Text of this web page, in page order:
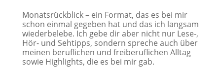
​Monatsrückblick – ein Format, das es bei mir
schon einmal gegeben hat und das ich langsam
wiederbelebe. Ich gebe dir aber nicht nur Lese-,
Hör- und Sehtipps, sondern spreche auch über
meinen beruflichen und freiberuflichen Alltag
sowie Highlights, die es bei mir gab.